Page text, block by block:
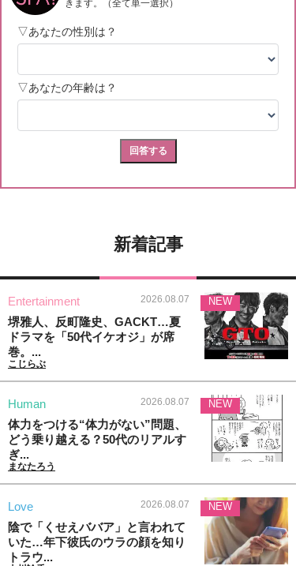
新着記事
Entertainment 2026.08.07
堺雅人、反町隆史、GACKT…夏
ドラマを「50代イケオジ」が席
巻。...
こじらぶ
NEW
Human 2026.08.07
体力をつける“体力がない”問題、
どう乗り越える？50代のリアルす
ぎ...
まなたろう
NEW
Love 2026.08.07
陰で「くせえババア」と言われて
いた…年下彼氏のウラの顔を知り
トラウ...
NEW